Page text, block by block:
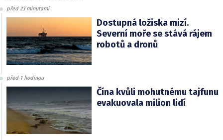
před 23 minutami
Dostupná ložiska mizí.
Severní moře se stává rájem
robotů a dronů
před 1 hodinou
Čína kvůli mohutnému tajfunu
evakuovala milion lidí